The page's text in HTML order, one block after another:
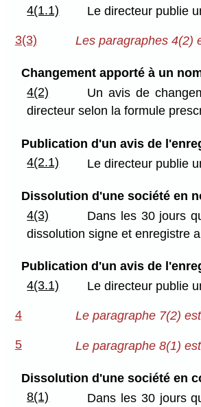
4(1.1) Le directeur publie
3(3) Les paragraphes 4(2)
Changement apporté à un
4(2)
Un avis de
directeur selon la formule
Publication d'un avis de
4(2.1)
Le directeur publie
Dissolution d'une société en
4(3)
Dans les 30 jours
dissolution signe et enregistre
Publication d'un avis de
4(3.1)
Le directeur publie
4 Le paragraphe 7(2)
5 Le paragraphe 8(1)
Dissolution d'une société en
8(1)
Dans les 30 jours